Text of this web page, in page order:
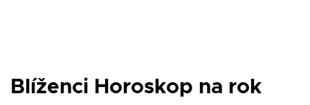
Blíženci Horoskop na rok